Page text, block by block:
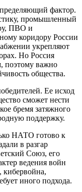
фактор.
промышленный
ПВО и
коридору России
укрепляют
Но Россия
поэтому важно
общества.
Ее исход
сможет нести
бремя затяжного
поддержку.
НАТО готово к
в разгар
Союз, его
ведения войн
кибервойна,
иного подхода.